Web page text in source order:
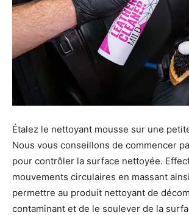
Étalez le nettoyant mousse sur une
Nous vous conseillons de commencer
pour contrôler la surface nettoyée.
mouvements circulaires en massant
permettre au produit nettoyant de
contaminant et de le soulever de la